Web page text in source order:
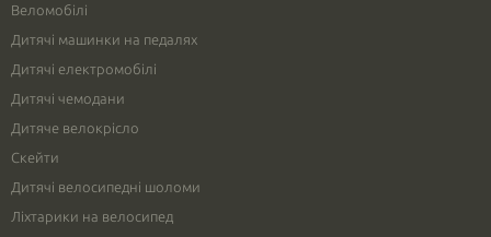
Веломобілі
Дитячі машинки на педалях
Дитячі електромобілі
Дитячі чемодани
Дитяче велокрісло
Скейти
Дитячі велосипедні шоломи
Ліхтарики на велосипед